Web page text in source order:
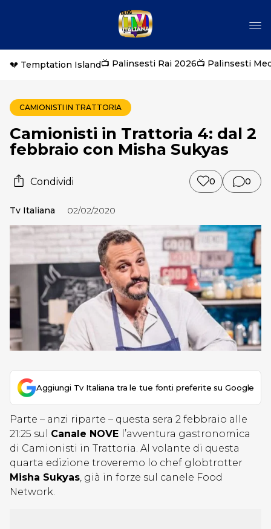
💔 Temptation Island📺 Palinsesti Rai 2026📺 Palinsesti
CAMIONISTI IN TRATTORIA
Camionisti in Trattoria 4: dal 2
febbraio con Misha Sukyas
Condividi 0 0
Tv Italiana 02/02/2020
Aggiungi Tv Italiana tra le tue fonti preferite su Google
Parte – anzi riparte – questa sera 2 febbraio alle
21:25 sul Canale NOVE l’avventura gastronomica
di Camionisti in Trattoria. Al volante di questa
quarta edizione troveremo lo chef globtrotter
Misha Sukyas, già in forze sul canele Food
Network.